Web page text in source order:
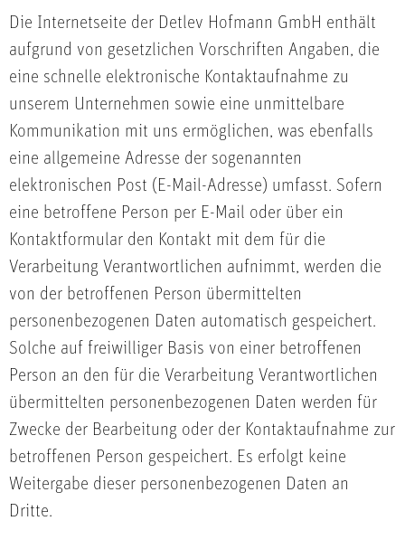
Die Internetseite der Detlev Hofmann GmbH enthält
aufgrund von gesetzlichen Vorschriften Angaben, die
eine schnelle elektronische Kontaktaufnahme zu
unserem Unternehmen sowie eine unmittelbare
Kommunikation mit uns ermöglichen, was ebenfalls
eine allgemeine Adresse der sogenannten
elektronischen Post (E-Mail-Adresse) umfasst. Sofern
eine betroffene Person per E-Mail oder über ein
Kontaktformular den Kontakt mit dem für die
Verarbeitung Verantwortlichen aufnimmt, werden die
von der betroffenen Person übermittelten
personenbezogenen Daten automatisch gespeichert.
Solche auf freiwilliger Basis von einer betroffenen
Person an den für die Verarbeitung Verantwortlichen
übermittelten personenbezogenen Daten werden für
Zwecke der Bearbeitung oder der Kontaktaufnahme zur
betroffenen Person gespeichert. Es erfolgt keine
Weitergabe dieser personenbezogenen Daten an
Dritte.